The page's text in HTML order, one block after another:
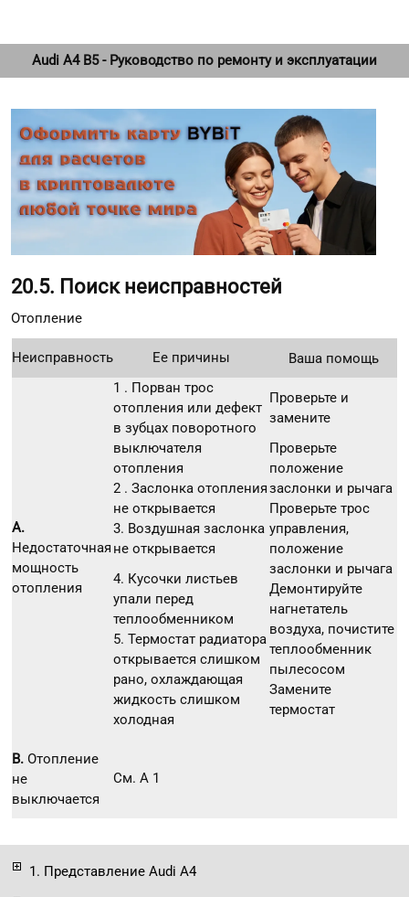
Audi A4 B5 - Руководство по ремонту и эксплуатации
1. Представление Audi A4
20.5. Поиск неисправностей
Отопление
Неисправность Ее причины Ваша помощь
А.
Недостаточная
мощность
отопления
1 . Порван трос
отопления или дефект
в зубцах поворотного
выключателя
отопления
2 . Заслонка отопления
не открывается
3. Воздушная заслонка
не открывается
4. Кусочки листьев
упали перед
теплообменником
5. Термостат радиатора
открывается слишком
рано, охлаждающая
жидкость слишком
холодная
Проверьте и
замените
Проверьте
положение
заслонки и рычага
Проверьте трос
управления,
положение
заслонки и рычага
Демонтируйте
нагнетатель
воздуха, почистите
теплообменник
пылесосом
Замените
термостат
В. Отопление
не
выключается
См. А 1